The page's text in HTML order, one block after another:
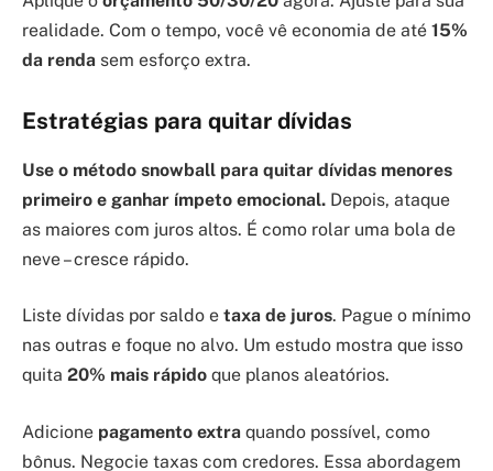
realidade. Com o tempo, você vê economia de até 15%
da renda sem esforço extra.
Estratégias para quitar dívidas
Use o método snowball para quitar dívidas menores
primeiro e ganhar ímpeto emocional. Depois, ataque
as maiores com juros altos. É como rolar uma bola de
neve – cresce rápido.
Liste dívidas por saldo e taxa de juros. Pague o mínimo
nas outras e foque no alvo. Um estudo mostra que isso
quita 20% mais rápido que planos aleatórios.
Adicione pagamento extra quando possível, como
bônus. Negocie taxas com credores. Essa abordagem